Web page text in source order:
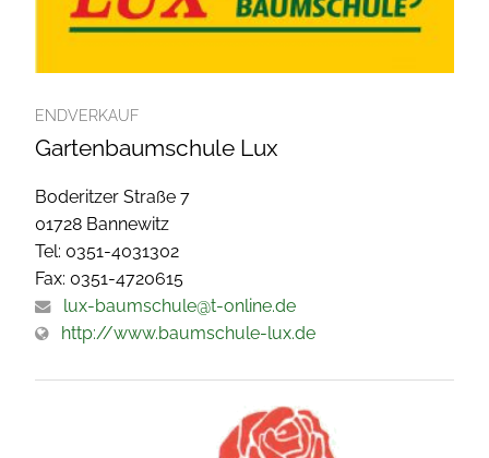
ENDVERKAUF
Gartenbaumschule Lux
Boderitzer Straße 7
01728 Bannewitz
Tel: 0351-4031302
Fax: 0351-4720615
lux-baumschule@t-online.de
http://www.baumschule-lux.de